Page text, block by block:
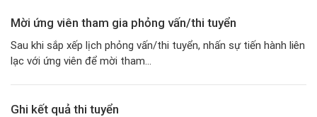
Mời ứng viên tham gia phỏng vấn/thi tuyển
Sau khi sắp xếp lịch phỏng vấn/thi tuyển, nhấn sự tiến hành liên
lạc với ứng viên để mời tham...
Ghi kết quả thi tuyển